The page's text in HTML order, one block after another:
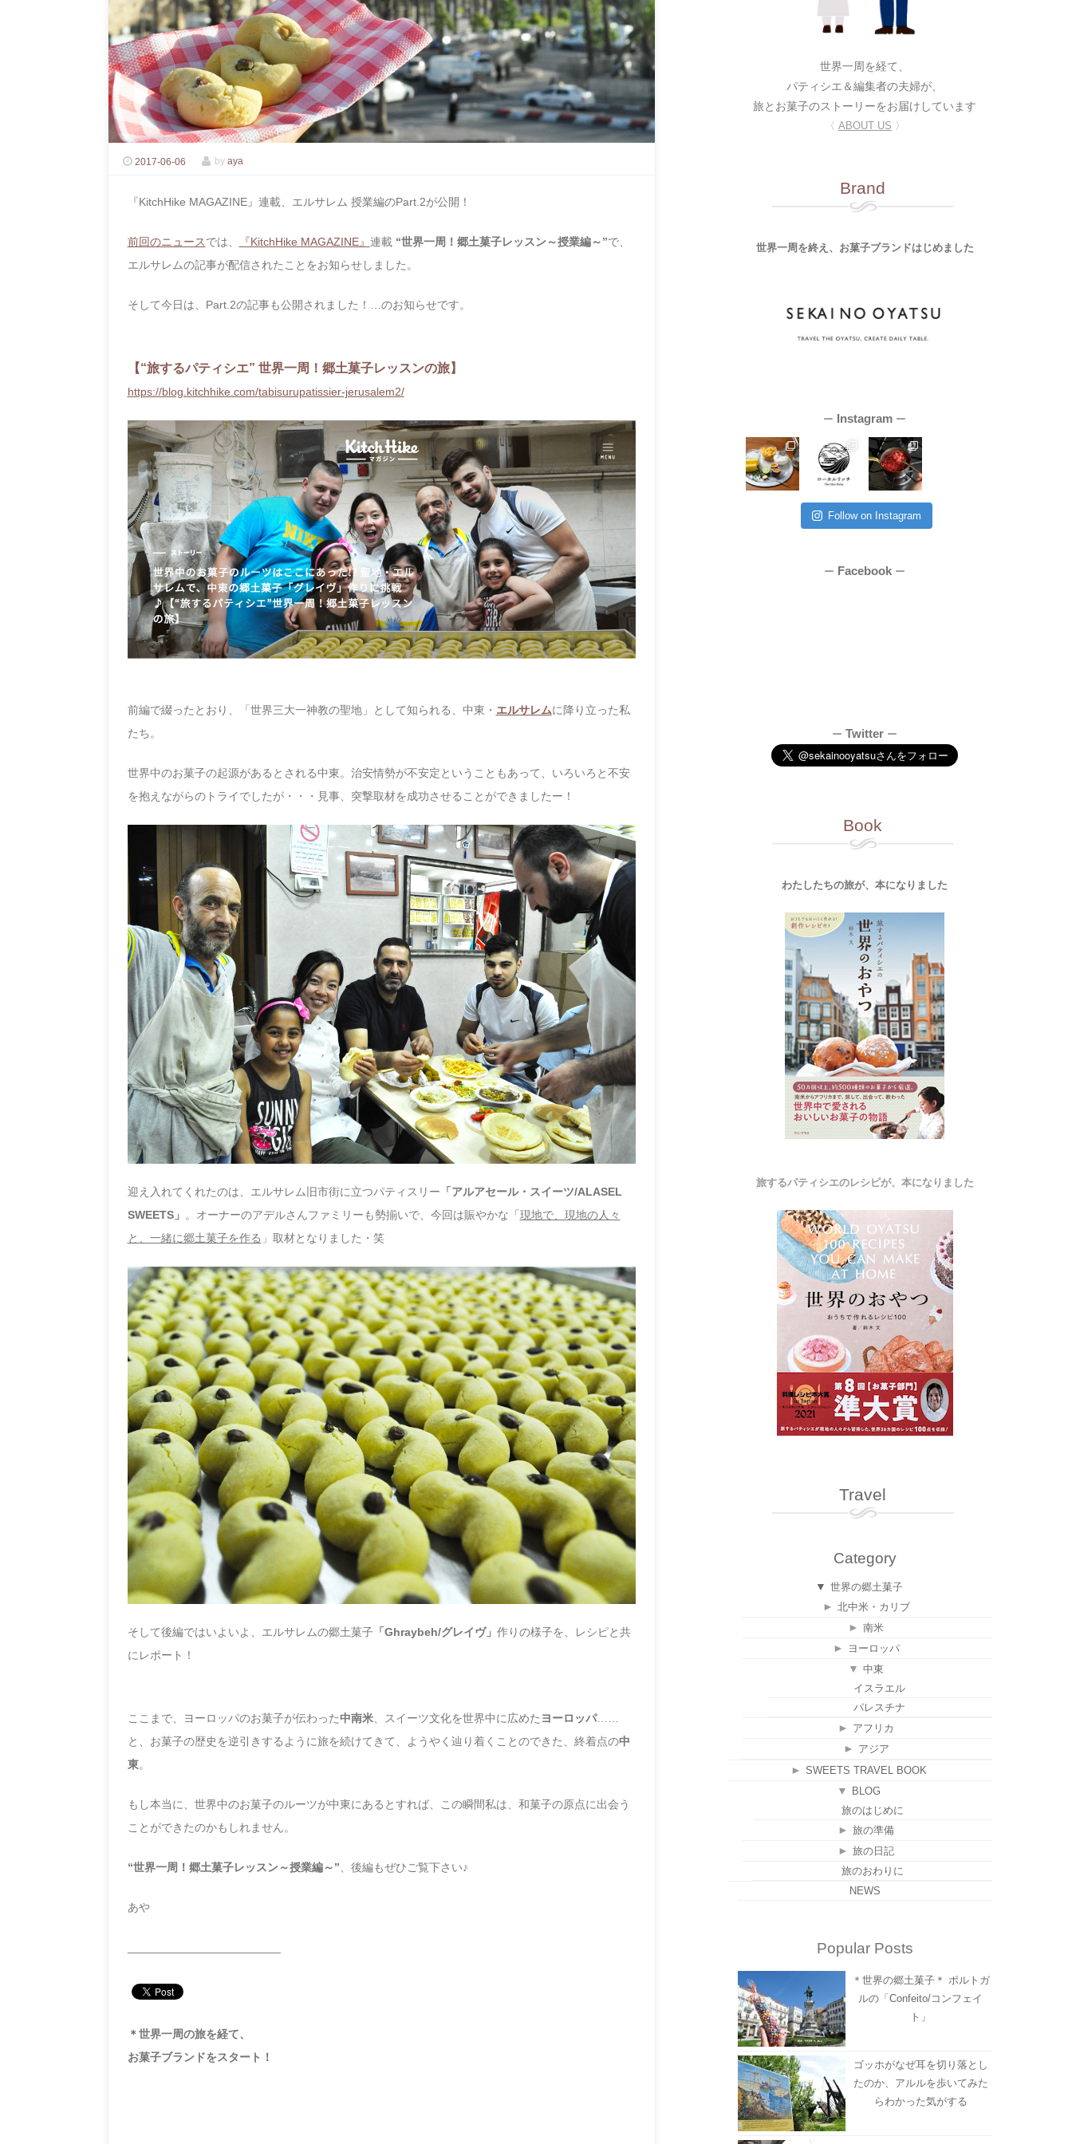
2017-06-06 byaya
『KitchHike MAGAZINE』連載、エルサレム 授業編のPart.2が公開！
前回のニュースでは、 『KitchHike MAGAZINE』 連載 “世界一周！郷土菓子レッスン～授業編～”で、
エルサレムの記事が配信されたことをお知らせしました。
そして今日は、Part.2の記事も公開されました！…のお知らせです。
【“旅するパティシエ” 世界一周！郷土菓子レッスンの旅】
https://blog.kitchhike.com/tabisurupatissier-jerusalem2/
前編で綴ったとおり、「世界三大一神教の聖地」 として知られる、中東・ エルサレムに降り立った私
たち。
世界中のお菓子の起源があるとされる中東。 治安情勢が不安定ということもあって、 いろいろと不安
を抱えながらのトライでしたが・・・見事、 突撃取材を成功させることができましたー！
迎え入れてくれたのは、エルサレム旧市街に立つパティスリー 「 アルアセール・スイーツ/ALASEL
SWEETS」 。オーナーのアデルさんファミリーも勢揃いで、 今回は賑やかな「 現地で、現地の人々
と、一緒に郷土菓子を作る 」 取材となりました・笑
そして後編ではいよいよ、エルサレムの郷土菓子 「Ghraybeh/グレイヴ」 作りの様子を、レシピと共
にレポート！
ここまで、ヨーロッパのお菓子が伝わった中南米、 スイーツ文化を世界中に広めた ヨーロッパ……
と、 お菓子の歴史を逆引きするように旅を続けてきて、 ようやく辿り着くことのできた、終着点の中
東。
もし本当に、世界中のお菓子のルーツが中東にあるとすれば、 この瞬間私は、 和菓子の原点に出会う
ことができたのかもしれません。
“世界一周！郷土菓子レッスン～授業編～”、 後編もぜひご覧下さい♪
あや
＊世界一周の旅を経て、
お菓子ブランドをスタート！
世界一周を経て、
パティシエ＆編集者の夫婦が、
旅とお菓子のストーリーをお届けしています
〈 ABOUT US 〉
Brand
世界一周を終え、お菓子ブランドはじめました
ー Instagram ー
Follow on Instagram
ー Facebook ー
ー Twitter ー
Book
わたしたちの旅が、本になりました
旅するパティシエのレシピが、本になりました
Travel
Category
▼ 世界の郷土菓子
► 北中米・カリブ
► 南米
► ヨーロッパ
▼ 中東
イスラエル
パレスチナ
► アフリカ
► アジア
► SWEETS TRAVEL BOOK
▼
BLOG
旅のはじめに
► 旅の準備
► 旅の日記
旅のおわりに
NEWS
Popular Posts
＊世界の郷土菓子＊ ポルトガ
ルの「Confeito/コンフェイ
ト」
ゴッホがなぜ耳を切り落とし
たのか、アルルを歩いてみた
らわかった気がする